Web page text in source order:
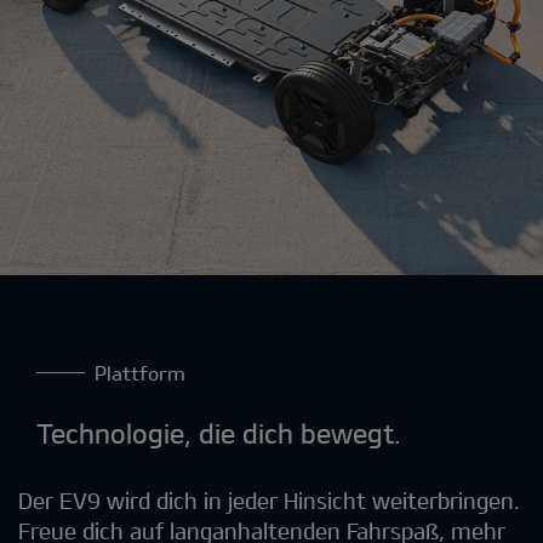
Plattform
Technologie, die dich bewegt.
Der EV9 wird dich in jeder Hinsicht weiterbringen.
Freue dich auf langanhaltenden Fahrspaß, mehr